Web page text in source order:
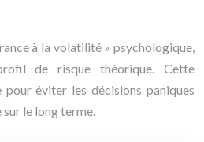
à la volatilité » psychologique,
de risque théorique. Cette
éviter les décisions paniques
le long terme.